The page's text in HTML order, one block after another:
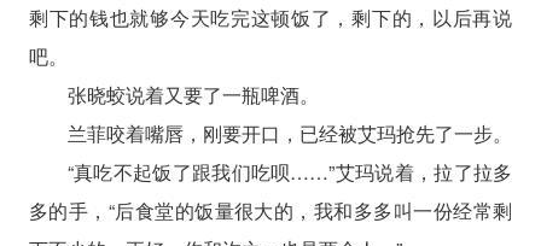
剩下的钱也就够今天吃完这顿饭了，剩下的，以后再说
吧。
张晓蛟说着又要了一瓶啤酒。
兰菲咬着嘴唇，刚要开口，已经被艾玛抢先了一步。
“真吃不起饭了跟我们吃呗……”艾玛说着，拉了拉多
多的手，“后食堂的饭量很大的，我和多多叫一份经常剩